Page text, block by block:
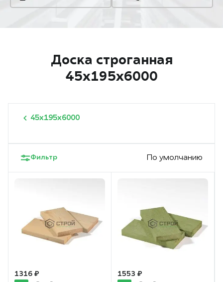
Доска строганная
45х195х6000
45х195х6000
Фильтр По умолчанию
1 316 ₽ 1 553 ₽